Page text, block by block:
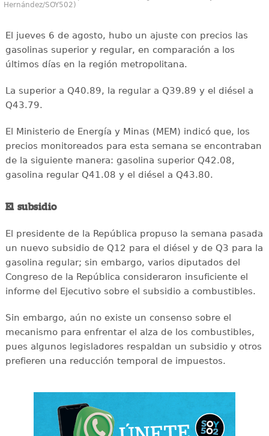
Hernández/SOY502)
El jueves 6 de agosto, hubo un ajuste con precios las
gasolinas superior y regular, en comparación a los
últimos días en la región metropolitana.
La superior a Q40.89, la regular a Q39.89 y el diésel a
Q43.79.
El Ministerio de Energía y Minas (MEM) indicó que, los
precios monitoreados para esta semana se encontraban
de la siguiente manera: gasolina superior Q42.08,
gasolina regular Q41.08 y el diésel a Q43.80.
El subsidio
El presidente de la República propuso la semana pasada
un nuevo subsidio de Q12 para el diésel y de Q3 para la
gasolina regular; sin embargo, varios diputados del
Congreso de la República consideraron insuficiente el
informe del Ejecutivo sobre el subsidio a combustibles.
Sin embargo, aún no existe un consenso sobre el
mecanismo para enfrentar el alza de los combustibles,
pues algunos legisladores respaldan un subsidio y otros
prefieren una reducción temporal de impuestos.